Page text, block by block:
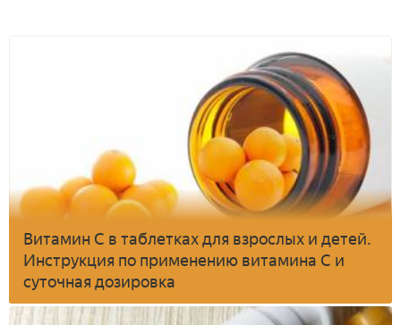
Витамин C в таблетках для взрослых и детей.
Инструкция по применению витамина C и
суточная дозировка